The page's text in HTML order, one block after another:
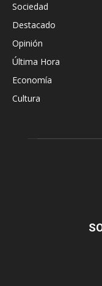
Sociedad
Destacado
Opinión
Última Hora
Economía
Cultura